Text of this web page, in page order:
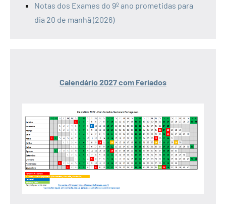
Notas dos Exames do 9º ano prometidas para
dia 20 de manhã (2026)
Calendário 2027 com Feriados